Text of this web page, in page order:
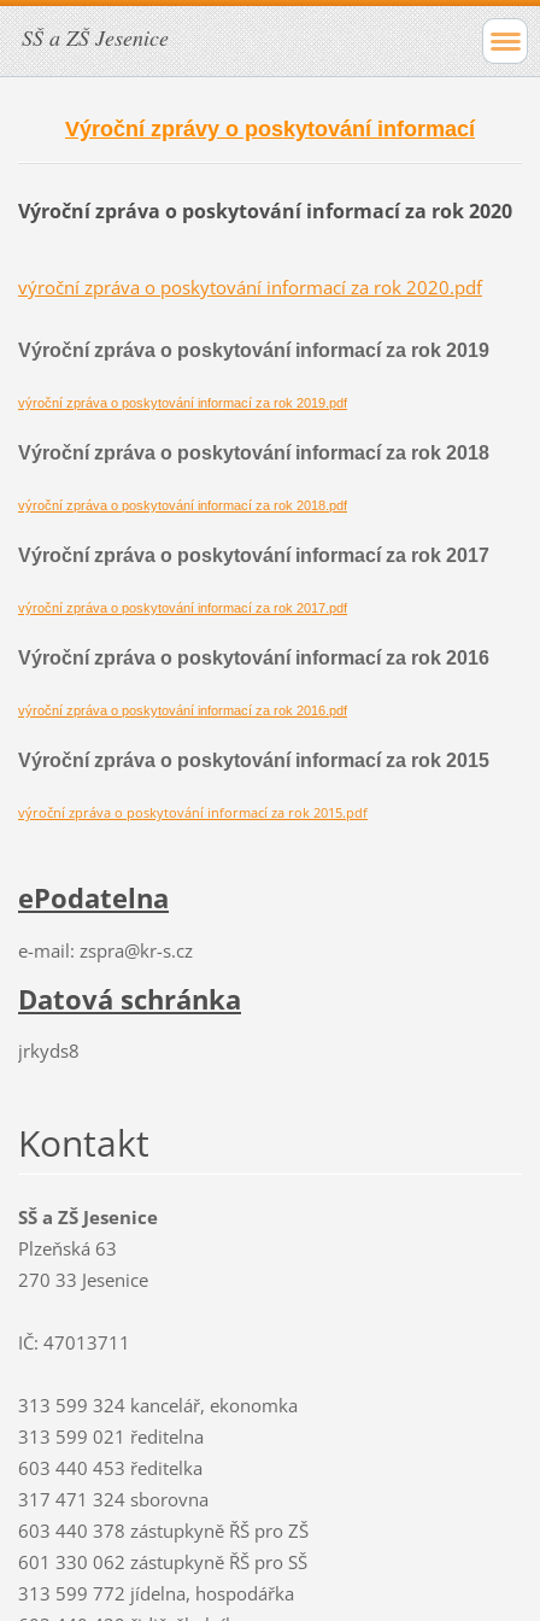
SŠ a ZŠ Jesenice
Výroční zprávy o poskytování informací
Výroční zpráva o poskytování informací za rok 2020
výroční zpráva o poskytování informací za rok 2020.pdf
Výroční zpráva o poskytování informací za rok 2019
výroční zpráva o poskytování informací za rok 2019.pdf
Výroční zpráva o poskytování informací za rok 2018
výroční zpráva o poskytování informací za rok 2018.pdf
Výroční zpráva o poskytování informací za rok 2017
výroční zpráva o poskytování informací za rok 2017.pdf
Výroční zpráva o poskytování informací za rok 2016
výroční zpráva o poskytování informací za rok 2016.pdf
Výroční zpráva o poskytování informací za rok 2015
výroční zpráva o poskytování informací za rok 2015.pdf
ePodatelna
e-mail: zspra@kr-s.cz
Datová schránka
jrkyds8
Kontakt
SŠ a ZŠ Jesenice
Plzeňská 63
270 33 Jesenice
IČ: 47013711
313 599 324 kancelář, ekonomka
313 599 021 ředitelna
603 440 453 ředitelka
317 471 324 sborovna
603 440 378 zástupkyně ŘŠ pro ZŠ
601 330 062 zástupkyně ŘŠ pro SŠ
313 599 772 jídelna, hospodářka